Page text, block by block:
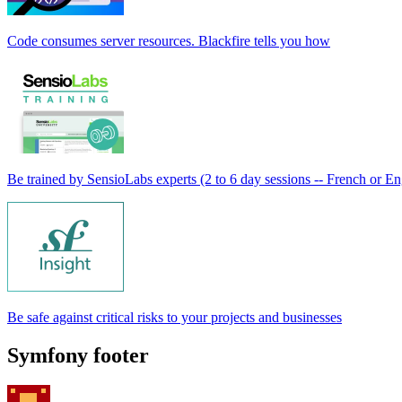
Code consumes server resources. Blackfire tells you how
Be trained by SensioLabs experts (2 to 6 day sessions -- French or
Be safe against critical risks to your projects and businesses
Symfony footer